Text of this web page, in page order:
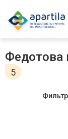
Федотова
5